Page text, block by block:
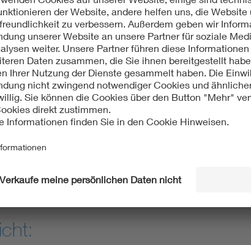
4-1:2015-06
- Teil 4-1: Professioneller Gebrauch - Toninhalt (IEC
Deutsche Fassung FprEN 60958-4-1:2015